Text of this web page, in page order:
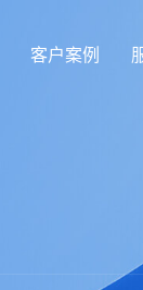
客户案例